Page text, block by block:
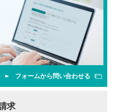
フォームから問い合わせる
求